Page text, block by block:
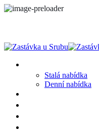
Stalá nabídka
Denní nabídka